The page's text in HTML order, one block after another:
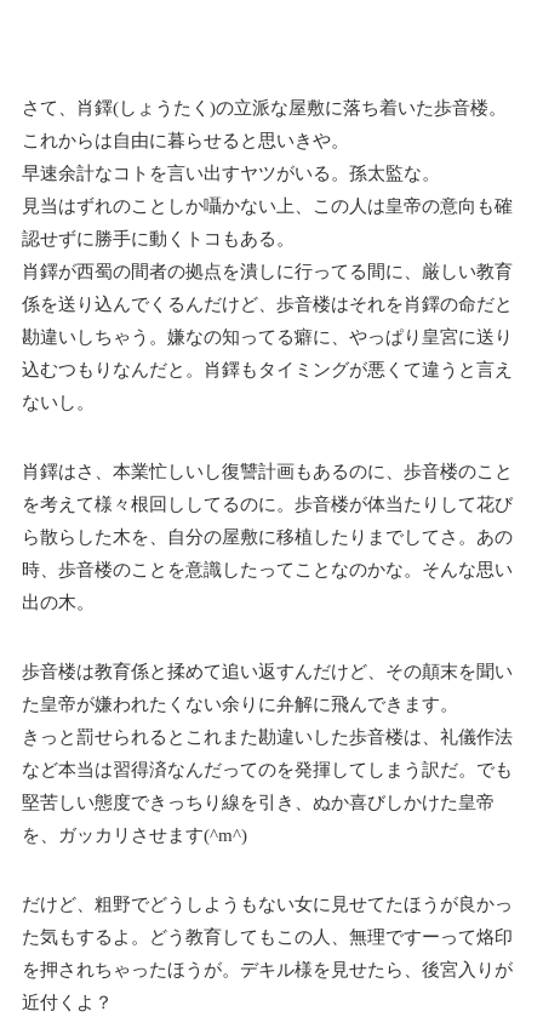
さて、肖鐸(しょうたく)の立派な屋敷に落ち着いた歩音楼。
これからは自由に暮らせると思いきや。
早速余計なコトを言い出すヤツがいる。孫太監な。
見当はずれのことしか囁かない上、この人は皇帝の意向も確
認せずに勝手に動くトコもある。
肖鐸が西蜀の間者の拠点を潰しに行ってる間に、厳しい教育
係を送り込んでくるんだけど、歩音楼はそれを肖鐸の命だと
勘違いしちゃう。嫌なの知ってる癖に、やっぱり皇宮に送り
込むつもりなんだと。肖鐸もタイミングが悪くて違うと言え
ないし。
肖鐸はさ、本業忙しいし復讐計画もあるのに、歩音楼のこと
を考えて様々根回ししてるのに。歩音楼が体当たりして花び
ら散らした木を、自分の屋敷に移植したりまでしてさ。あの
時、歩音楼のことを意識したってことなのかな。そんな思い
出の木。
歩音楼は教育係と揉めて追い返すんだけど、その顛末を聞い
た皇帝が嫌われたくない余りに弁解に飛んできます。
きっと罰せられるとこれまた勘違いした歩音楼は、礼儀作法
など本当は習得済なんだってのを発揮してしまう訳だ。でも
堅苦しい態度できっちり線を引き、ぬか喜びしかけた皇帝
を、ガッカリさせます(^m^)
だけど、粗野でどうしようもない女に見せてたほうが良かっ
た気もするよ。どう教育してもこの人、無理ですーって烙印
を押されちゃったほうが。デキル様を見せたら、後宮入りが
近付くよ？